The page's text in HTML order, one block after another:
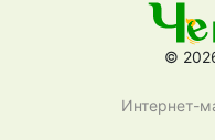
©
Интернет-